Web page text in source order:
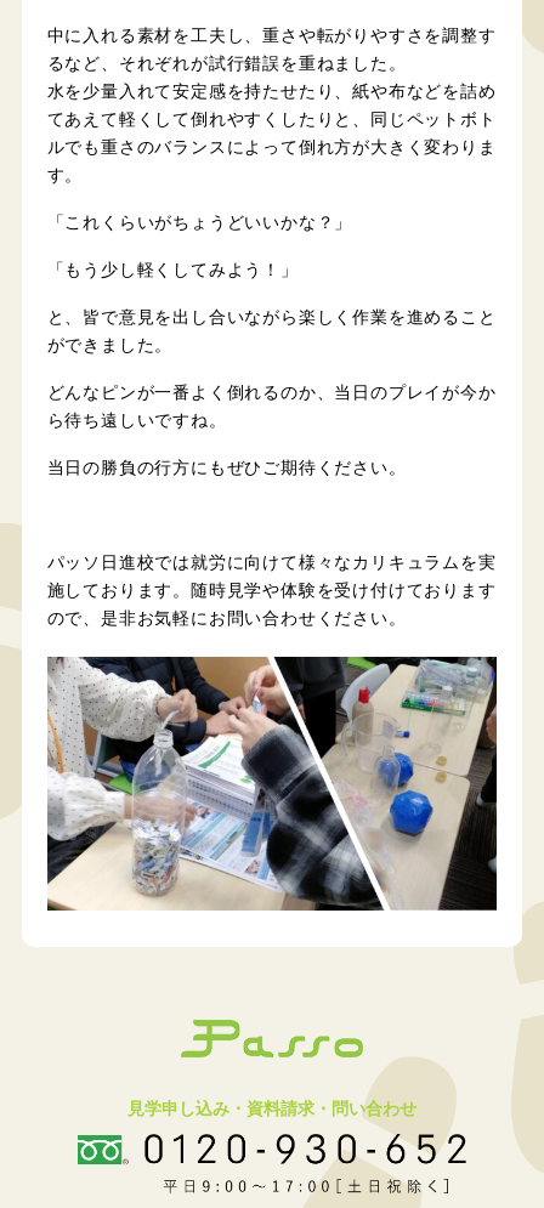
中に入れる素材を工夫し、重さや転がりやすさを調整す
るなど、それぞれが試行錯誤を重ねました。
水を少量入れて安定感を持たせたり、紙や布などを詰め
てあえて軽くして倒れやすくしたりと、同じペットボト
ルでも重さのバランスによって倒れ方が大きく変わりま
す。
「これくらいがちょうどいいかな？」
「もう少し軽くしてみよう！」
と、皆で意見を出し合いながら楽しく作業を進めること
ができました。
どんなピンが一番よく倒れるのか、当日のプレイが今か
ら待ち遠しいですね。
当日の勝負の行方にもぜひご期待ください。
パッソ日進校では就労に向けて様々なカリキュラムを実
施しております。随時見学や体験を受け付けております
ので、是非お気軽にお問い合わせください。
見学申し込み・資料請求・問い合わせ